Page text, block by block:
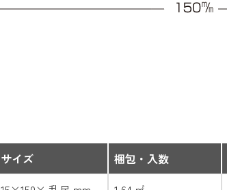
サイズ 梱包・入数